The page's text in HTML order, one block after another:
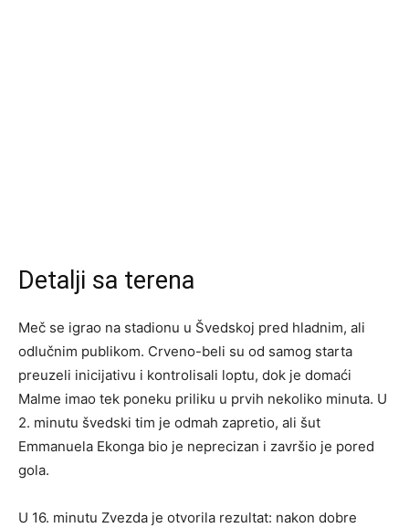
Detalji sa terena
Meč se igrao na stadionu u Švedskoj pred hladnim, ali
odlučnim publikom. Crveno-beli su od samog starta
preuzeli inicijativu i kontrolisali loptu, dok je domaći
Malme imao tek poneku priliku u prvih nekoliko minuta. U
2. minutu švedski tim je odmah zapretio, ali šut
Emmanuela Ekonga bio je neprecizan i završio je pored
gola.
U 16. minutu Zvezda je otvorila rezultat: nakon dobre